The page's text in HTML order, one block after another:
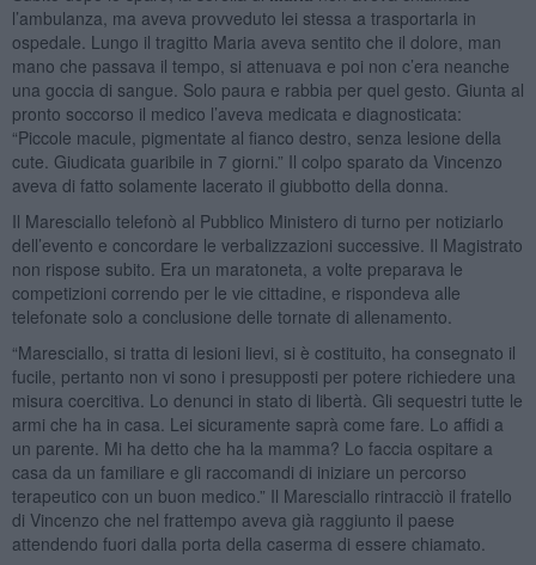
l’ambulanza, ma aveva provveduto lei stessa a trasportarla in
ospedale. Lungo il tragitto Maria aveva sentito che il dolore, man
mano che passava il tempo, si attenuava e poi non c’era neanche
una goccia di sangue. Solo paura e rabbia per quel gesto. Giunta al
pronto soccorso il medico l’aveva medicata e diagnosticata:
“Piccole macule, pigmentate al fianco destro, senza lesione della
cute. Giudicata guaribile in 7 giorni.” Il colpo sparato da Vincenzo
aveva di fatto solamente lacerato il giubbotto della donna.
Il Maresciallo telefonò al Pubblico Ministero di turno per notiziarlo
dell’evento e concordare le verbalizzazioni successive. Il Magistrato
non rispose subito. Era un maratoneta, a volte preparava le
competizioni correndo per le vie cittadine, e rispondeva alle
telefonate solo a conclusione delle tornate di allenamento.
“Maresciallo, si tratta di lesioni lievi, si è costituito, ha consegnato il
fucile, pertanto non vi sono i presupposti per potere richiedere una
misura coercitiva. Lo denunci in stato di libertà. Gli sequestri tutte le
armi che ha in casa. Lei sicuramente saprà come fare. Lo affidi a
un parente. Mi ha detto che ha la mamma? Lo faccia ospitare a
casa da un familiare e gli raccomandi di iniziare un percorso
terapeutico con un buon medico.” Il Maresciallo rintracciò il fratello
di Vincenzo che nel frattempo aveva già raggiunto il paese
attendendo fuori dalla porta della caserma di essere chiamato.